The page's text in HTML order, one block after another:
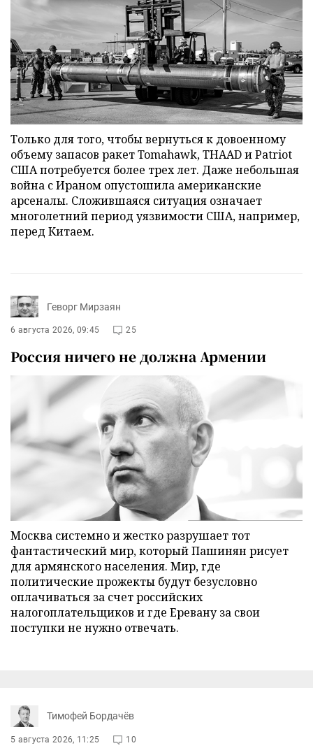
Только для того, чтобы вернуться к довоенному
объему запасов ракет Tomahawk, THAAD и Patriot
США потребуется более трех лет. Даже небольшая
война с Ираном опустошила американские
арсеналы. Сложившаяся ситуация означает
многолетний период уязвимости США, например,
перед Китаем.
Геворг Мирзаян
6 августа 2026, 09:45 25
Россия ничего не должна Армении
Москва системно и жестко разрушает тот
фантастический мир, который Пашинян рисует
для армянского населения. Мир, где
политические прожекты будут безусловно
оплачиваться за счет российских
налогоплательщиков и где Еревану за свои
поступки не нужно отвечать.
Тимофей Бордачёв
5 августа 2026, 11:25 10